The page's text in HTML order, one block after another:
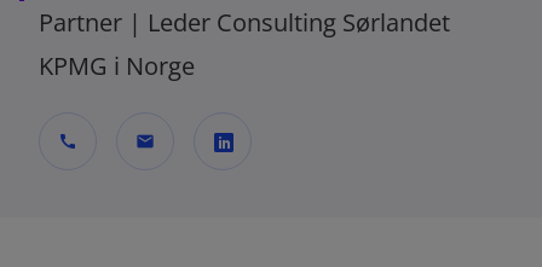
Partner | Leder Consulting Sørlandet
KPMG i Norge
call mail